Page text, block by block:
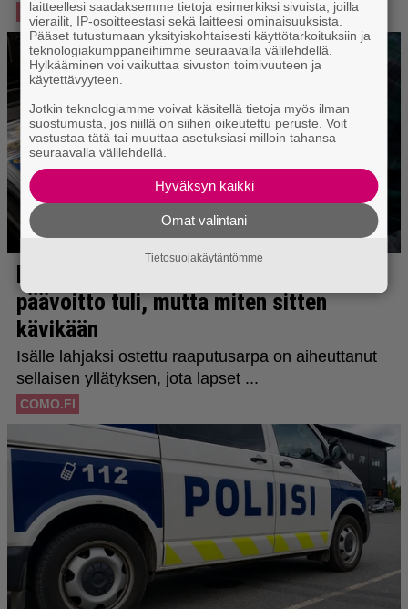
laitteellesi saadaksemme tietoja esimerkiksi sivuista, joilla
vierailit, IP-osoitteestasi sekä laitteesi ominaisuuksista.
Pääset tutustumaan yksityiskohtaisesti käyttötarkoituksiin ja
teknologiakumppaneihimme seuraavalla välilehdellä.
Hylkääminen voi vaikuttaa sivuston toimivuuteen ja
käytettävyyteen.
Jotkin teknologiamme voivat käsitellä tietoja myös ilman
suostumusta, jos niillä on siihen oikeutettu peruste. Voit
vastustaa tätä tai muuttaa asetuksiasi milloin tahansa
seuraavalla välilehdellä.
Hyväksyn kaikki
Omat valintani
Tietosuojakäytäntömme